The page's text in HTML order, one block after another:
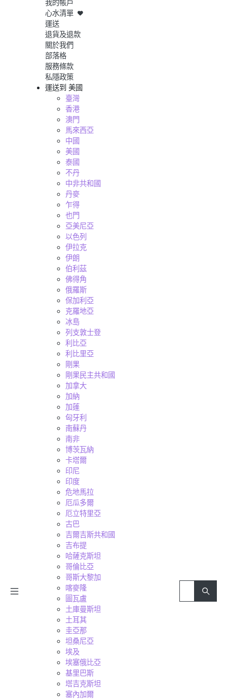
我的帳戶
心水清單
運送
退貨及退款
關於我們
部落格
服務條款
私隱政策
運送到 美國
臺灣
香港
澳門
馬來西亞
中國
美國
泰國
不丹
中非共和國
丹麥
乍得
也門
亞美尼亞
以色列
伊拉克
伊朗
伯利茲
佛得角
俄羅斯
保加利亞
克羅地亞
冰島
列支敦士登
利比亞
利比里亞
剛果
剛果民主共和國
加拿大
加納
加蓬
匈牙利
南蘇丹
南非
博茨瓦納
卡塔爾
印尼
印度
危地馬拉
厄瓜多爾
厄立特里亞
古巴
吉爾吉斯共和國
吉布提
哈薩克斯坦
哥倫比亞
哥斯大黎加
喀麥隆
圖瓦盧
土庫曼斯坦
土耳其
圭亞那
坦桑尼亞
埃及
埃塞俄比亞
基里巴斯
塔吉克斯坦
塞內加爾